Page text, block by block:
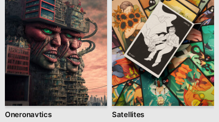
Oneronavtics Satellites